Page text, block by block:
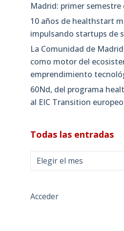
Madrid: primer semestre
10 años de healthstart
impulsando startups de
La Comunidad de
como motor del
emprendimiento
60Nd, del programa
al EIC Transition europeo
Todas las entradas
Todas
las
Acceder